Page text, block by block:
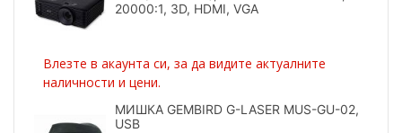
20000:1, 3D, HDMI, VGA
Влезте в акаунта си, за да видите актуалните
наличности и цени.
МИШКА GEMBIRD G-LASER MUS-GU-02,
USB